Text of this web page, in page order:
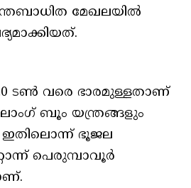
മേഖലയില്‍
ടണ്‍ വരെ ഭാരമുള്ളതാണ്
ബൂം യന്ത്രങ്ങളും
ഭൂജല
പെരുമ്പാവൂര്‍